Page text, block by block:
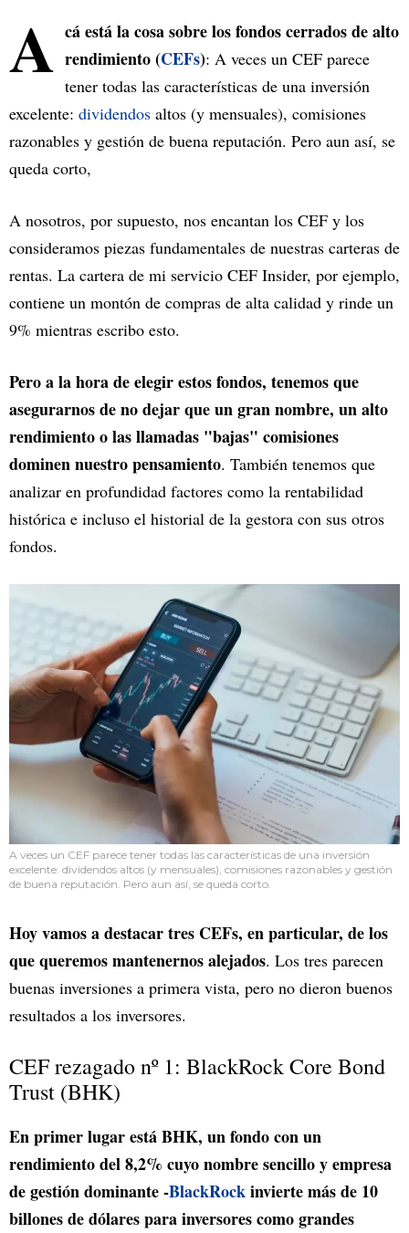
A cá está la cosa sobre los fondos cerrados de alto
rendimiento (CEFs): A veces un CEF parece
tener todas las características de una inversión
excelente: dividendos altos (y mensuales), comisiones
razonables y gestión de buena reputación. Pero aun así, se
queda corto,
A nosotros, por supuesto, nos encantan los CEF y los
consideramos piezas fundamentales de nuestras carteras de
rentas. La cartera de mi servicio CEF Insider, por ejemplo,
contiene un montón de compras de alta calidad y rinde un
9% mientras escribo esto.
Pero a la hora de elegir estos fondos, tenemos que
asegurarnos de no dejar que un gran nombre, un alto
rendimiento o las llamadas "bajas" comisiones
dominen nuestro pensamiento. También tenemos que
analizar en profundidad factores como la rentabilidad
histórica e incluso el historial de la gestora con sus otros
fondos.
A veces un CEF parece tener todas las características de una inversión
excelente: dividendos altos (y mensuales), comisiones razonables y gestión
de buena reputación. Pero aun así, se queda corto.
Hoy vamos a destacar tres CEFs, en particular, de los
que queremos mantenernos alejados. Los tres parecen
buenas inversiones a primera vista, pero no dieron buenos
resultados a los inversores.
CEF rezagado nº 1: BlackRock Core Bond
Trust (BHK)
En primer lugar está BHK, un fondo con un
rendimiento del 8,2% cuyo nombre sencillo y empresa
de gestión dominante -BlackRockinvierte más de 10
billones de dólares para inversores como grandes